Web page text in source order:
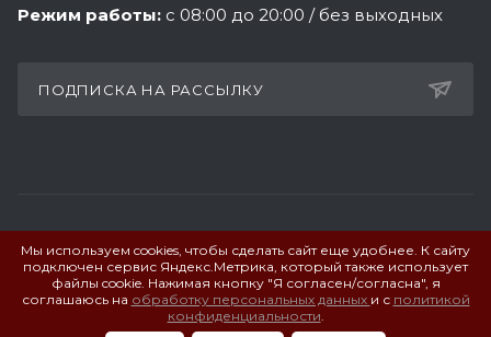
Режим работы: с 08:00 до 20:00 / без выходных
ПОДПИСКА НА РАССЫЛКУ
ПОЛИТИКА КОНФИДЕНЦИАЛЬНОСТИ
© 2026 Фристайл Технолоджи. Все права защищены.
Мы используем cookies, чтобы сделать сайт еще удобнее. К сайту
подключен сервис Яндекс.Метрика, который также использует
файлы cookie. Нажимая кнопку "Я согласен/согласна", я
соглашаюсь на обработку персональных данных и с политикой
конфиденциальности.